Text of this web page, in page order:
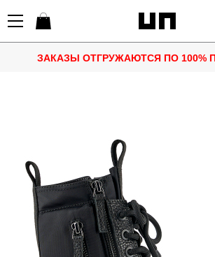
ЗАКАЗЫ ОТГРУЖАЮТСЯ ПО 100%